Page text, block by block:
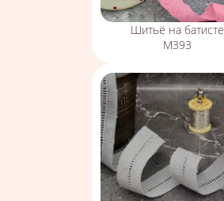
Шитьё на батисте
М393